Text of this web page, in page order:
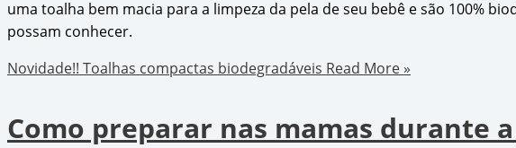
uma toalha bem macia para a limpeza da pela de seu bebê e são 100%
possam conhecer.
Novidade!! Toalhas compactas biodegradáveis Read More »
Como preparar nas mamas durante